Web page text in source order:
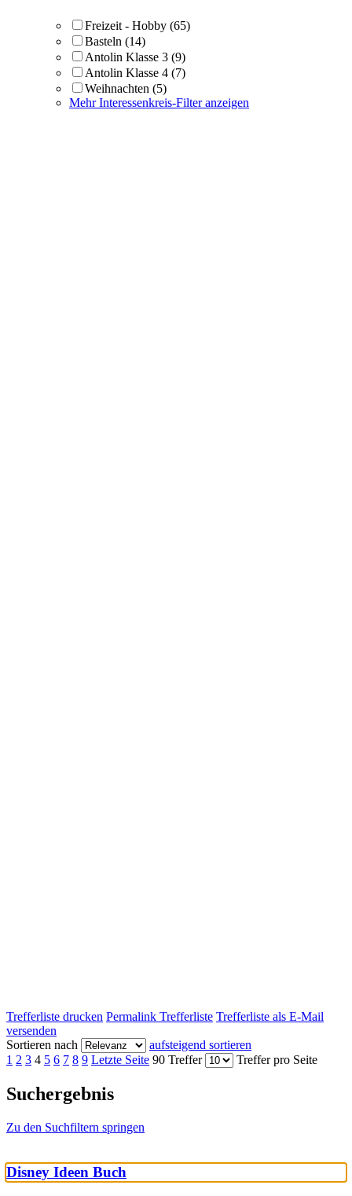
Freizeit - Hobby (65)
Basteln (14)
Antolin Klasse 3 (9)
Antolin Klasse 4 (7)
Weihnachten (5)
Mehr Interessenkreis-Filter anzeigen
Trefferliste drucken Permalink Trefferliste Trefferliste als E-Mail
versenden
Sortieren nach
aufsteigend sortieren
1 2 3 4 5 6 7 8 9 Letzte Seite 90 Treffer Treffer pro Seite
Suchergebnis
Zu den Suchfiltern springen
Disney Ideen Buch